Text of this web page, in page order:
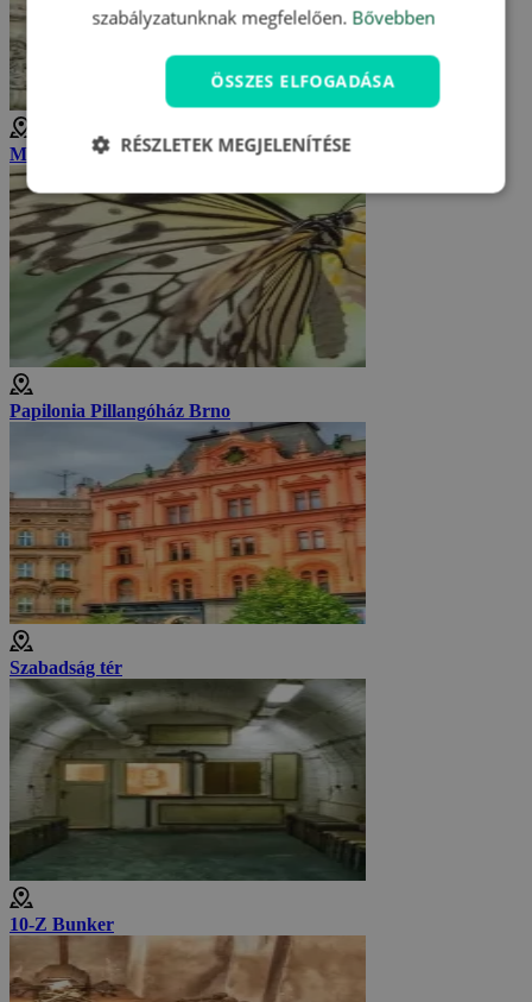
Morva Múzeum
Papilonia Pillangóház Brno
Szabadság tér
10-Z Bunker
szabályzatunknak megfelelően. Bővebben
ÖSSZES ELFOGADÁSA
RÉSZLETEK MEGJELENÍTÉSE